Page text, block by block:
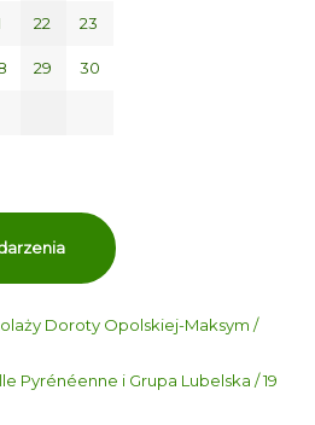
22 23
29 30
Doroty Opolskiej-Maksym /
Pyrénéenne i Grupa Lubelska / 19